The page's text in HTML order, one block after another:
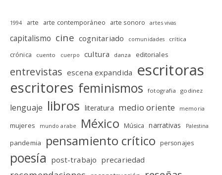
1994 arte arte contemporáneo arte sonoro artes vivas
capitalismo cine cognitariado comunidades crítica
crónica cuento cuerpo cultura danza editoriales
entrevistas escena expandida escritoras
escritores feminismos fotografia godinez
lenguaje libros literatura medio oriente memoria
mujeres mundo arabe México Música narrativas Palestina
pandemia pensamiento crítico personajes
poesía post-trabajo precariedad